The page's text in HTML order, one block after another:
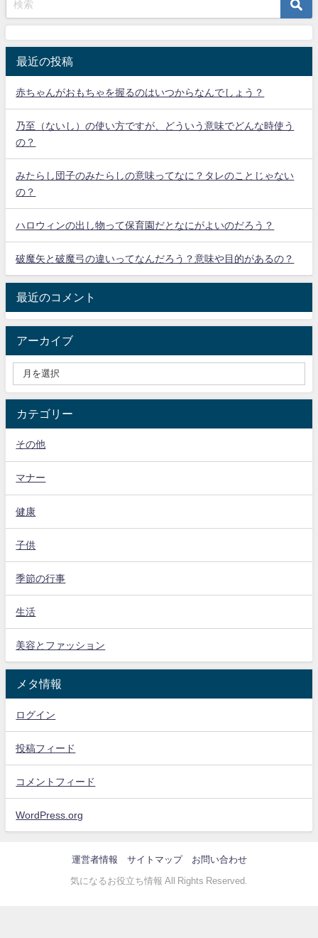
最近の投稿
赤ちゃんがおもちゃを握るのはいつからなんでしょう？
乃至（ないし）の使い方ですが、どういう意味でどんな時使う
の？
みたらし団子のみたらしの意味ってなに？タレのことじゃない
の？
ハロウィンの出し物って保育園だとなにがよいのだろう？
破魔矢と破魔弓の違いってなんだろう？意味や目的があるの？
最近のコメント
アーカイブ
カテゴリー
その他
マナー
健康
子供
季節の行事
生活
美容とファッション
メタ情報
ログイン
投稿フィード
コメントフィード
WordPress.org
運営者情報 サイトマップ お問い合わせ
気になるお役立ち情報 All Rights Reserved.